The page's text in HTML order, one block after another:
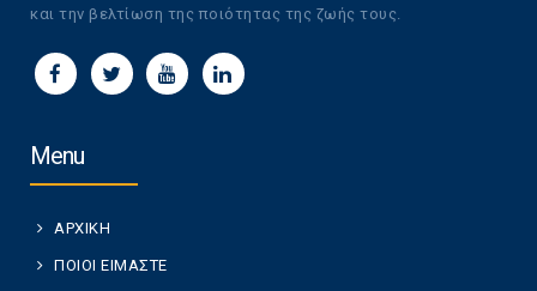
και την βελτίωση της ποιότητας της ζωής τους.
Menu
ΑΡΧΙΚΗ
ΠΟΙΟΙ ΕΙΜΑΣΤΕ